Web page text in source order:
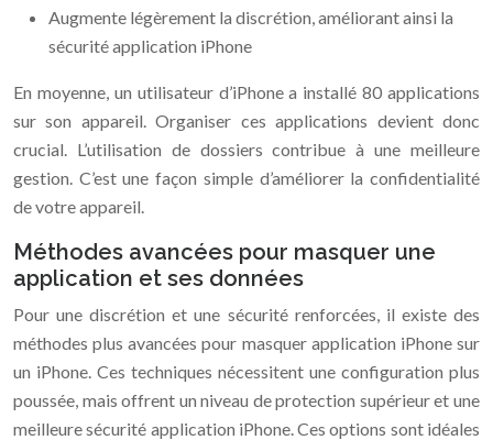
Augmente légèrement la discrétion, améliorant ainsi la
sécurité application iPhone
En moyenne, un utilisateur d’iPhone a installé 80 applications
sur son appareil. Organiser ces applications devient donc
crucial. L’utilisation de dossiers contribue à une meilleure
gestion. C’est une façon simple d’améliorer la confidentialité
de votre appareil.
Méthodes avancées pour masquer une
application et ses données
Pour une discrétion et une sécurité renforcées, il existe des
méthodes plus avancées pour masquer application iPhone sur
un iPhone. Ces techniques nécessitent une configuration plus
poussée, mais offrent un niveau de protection supérieur et une
meilleure sécurité application iPhone. Ces options sont idéales